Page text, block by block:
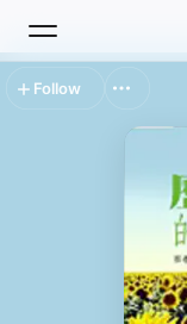
Top Charts
Follow